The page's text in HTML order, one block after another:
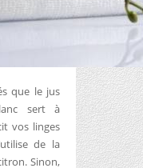
que le jus
sert à
vos linges
de la
Sinon,